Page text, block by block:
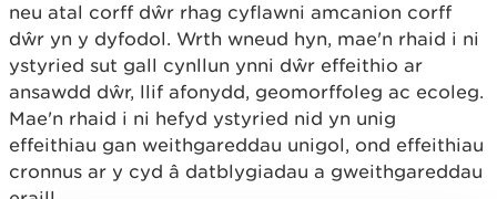
neu atal corff dŵr rhag cyflawni amcanion corff
dŵr yn y dyfodol. Wrth wneud hyn, mae'n rhaid i ni
ystyried sut gall cynllun ynni dŵr effeithio ar
ansawdd dŵr, llif afonydd, geomorffoleg ac ecoleg.
Mae'n rhaid i ni hefyd ystyried nid yn unig
effeithiau gan weithgareddau unigol, ond effeithiau
cronnus ar y cyd â datblygiadau a gweithgareddau